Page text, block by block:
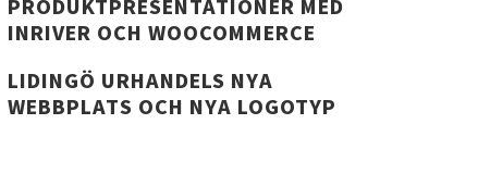
PRODUKTPRESENTATIONER MED
INRIVER OCH WOOCOMMERCE
LIDINGÖ URHANDELS NYA
WEBBPLATS OCH NYA LOGOTYP